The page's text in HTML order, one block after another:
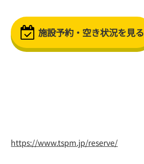
施設予約・空き状況を見る
https://www.tspm.jp/reserve/